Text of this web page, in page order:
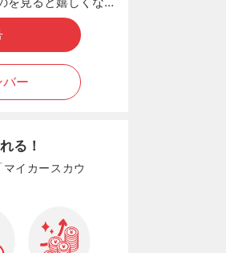
ー
る！
イカースカウ